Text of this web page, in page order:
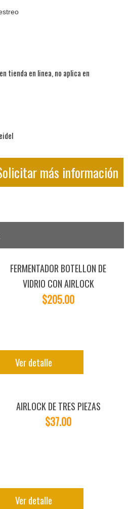
tienda en linea, no aplica en
más información
FERMENTADOR BOTELLON DE
VIDRIO CON AIRLOCK
$205.00
Ver detalle
AIRLOCK DE TRES PIEZAS
$37.00
Ver detalle